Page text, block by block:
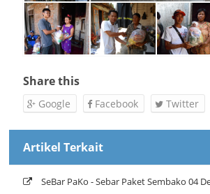
Share this
Google Facebook Twitter
Artikel Terkait
SeBar PaKo - Sebar Paket Sembako 04